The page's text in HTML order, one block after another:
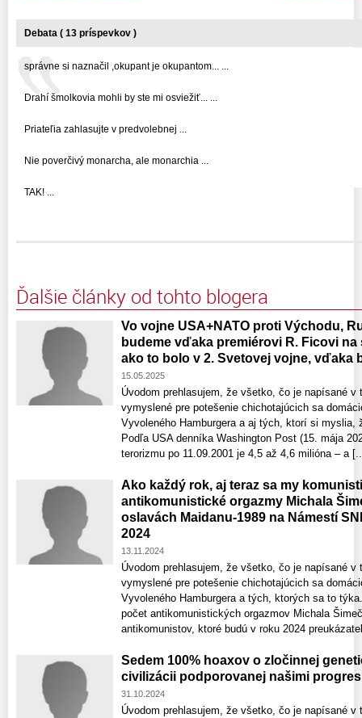
Debata ( 13 príspevkov )
správne si naznačil ,okupant je okupantom... ...
Drahí šmolkovia mohli by ste mi osviežiť... ...
Priateľia zahlasujte v predvolebnej ...
Nie poverčivý monarcha, ale monarchia ...
TAK! ...
Ďalšie články od tohto blogera
Vo vojne USA+NATO proti Východu,
budeme vďaka premiérovi R. Ficovi
ako to bolo v 2. Svetovej vojne, vďaka
15.05.2025
Úvodom prehlasujem, že všetko, čo je napísané
vymyslené pre potešenie chichotajúcich sa
Vyvoleného Hamburgera a aj tých, ktorí si myslia,
Podľa USA denníka Washington Post (15. mája
terorizmu po 11.09.2001 je 4,5 až 4,6 milióna – a
Ako každý rok, aj teraz sa my
antikomunistické orgazmy Michala
oslavách Maidanu-1989 na Námestí
2024
13.11.2024
Úvodom prehlasujem, že všetko, čo je napísané
vymyslené pre potešenie chichotajúcich sa
Vyvoleného Hamburgera a tých, ktorých sa to
počet antikomunistických orgazmov Michala
antikomunistov, ktoré budú v roku 2024
Sedem 100% hoaxov o zločinnej
civilizácii podporovanej našimi
31.10.2024
Úvodom prehlasujem, že všetko, čo je napísané